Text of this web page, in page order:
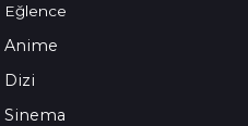
Eğlence
Anime
Dizi
Sinema